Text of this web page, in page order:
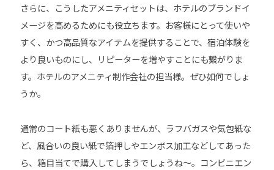
さらに、こうしたアメニティセットは、ホテルのブランドイ
メージを高めるためにも役立ちます。お客様にとって使いや
すく、かつ高品質なアイテムを提供することで、宿泊体験を
より良いものにし、リピーターを増やすことにも繋がりま
す。ホテルのアメニティ制作会社の担当様。ぜひ如何でしょ
うか。
通常のコート紙も悪くありませんが、ラフバガスや気包紙な
ど、風合いの良い紙で箔押しやエンボス加工などしてあった
ら、箱目当てで購入してしまうでしょうね～。コンビニエン